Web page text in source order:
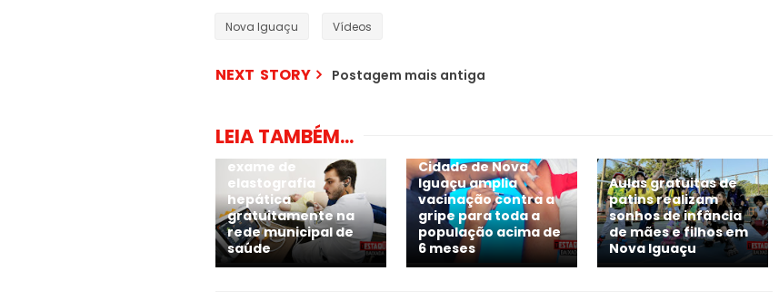
Nova Iguaçu Vídeos
NEXT STORY Postagem mais antiga
LEIA TAMBÉM...
exame de
elastografia
hepática
gratuitamente na
rede municipal de
saúde
Cidade de Nova
Iguaçu amplia
vacinação contra a
gripe para toda a
população acima de
6 meses
Aulas gratuitas de
patins realizam
sonhos de infância
de mães e filhos em
Nova Iguaçu